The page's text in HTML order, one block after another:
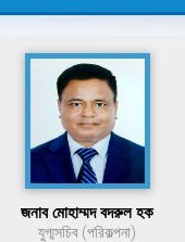
জনাব মোহাম্মদ বদরুল হক
যুগ্মসচিব (পরিকল্পনা)